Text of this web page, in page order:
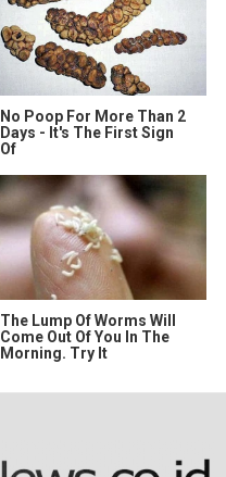
No Poop For More Than 2
Days - It's The First Sign
Of
The Lump Of Worms Will
Come Out Of You In The
Morning. Try It